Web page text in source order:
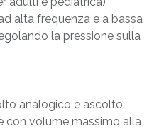
alta frequenza e a bassa
la pressione sulla
analogico e ascolto
con volume massimo alla